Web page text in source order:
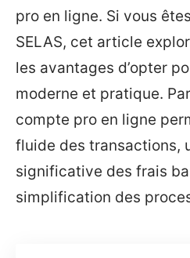
pro en ligne. Si vous
SELAS, cet article
les avantages d’opter
moderne et pratique.
compte pro en ligne
fluide des transactions,
significative des frais
simplification des